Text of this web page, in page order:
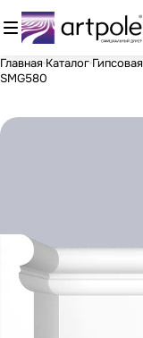
Главная Каталог
SMG580